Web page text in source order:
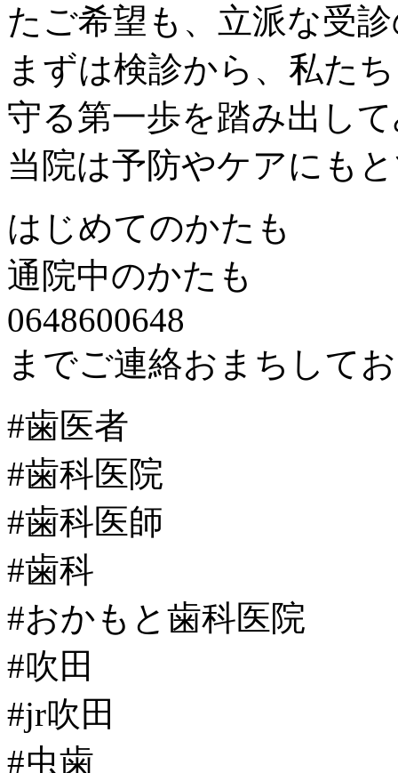
たご希望も、立派な受
まずは検診から、私た
守る第一歩を踏み出し
当院は予防やケアにも
はじめてのかたも
通院中のかたも
0648600648
までご連絡おまちして
#歯医者
#歯科医院
#歯科医師
#歯科
#おかもと歯科医院
#吹田
#jr吹田
#虫歯